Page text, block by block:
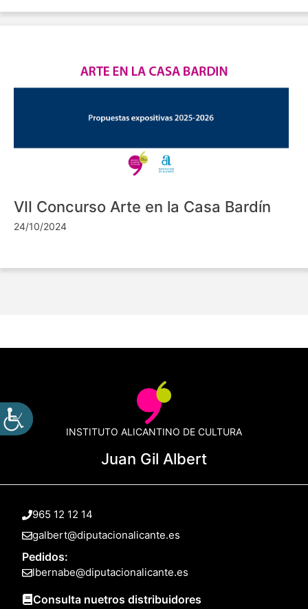
VII Concurso Arte en la Casa Bardín
24/10/2024
INSTITUTO ALICANTINO DE CULTURA
Juan Gil Albert
965 12 12 14
galbert@diputacionalicante.es
Pedidos:
lbernabe@diputacionalicante.es
Consulta nuetros distribuidores